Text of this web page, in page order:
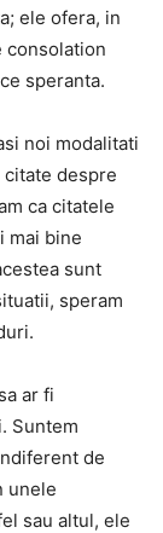
ele ofera, in
consolation
speranta.
noi modalitati
despre
ca citatele
mai bine
sunt
speram
ar fi
Suntem
de
unele
sau altul, ele